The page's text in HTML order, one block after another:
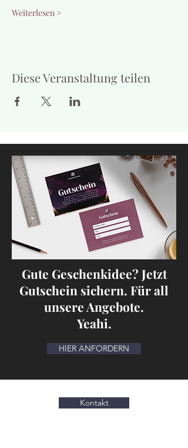
Weiterlesen >
Diese Veranstaltung teilen
Gute Geschenkidee? Jetzt
Gutschein sichern. Für all
unsere Angebote.
Yeahi.
HIER ANFORDERN
Kontakt